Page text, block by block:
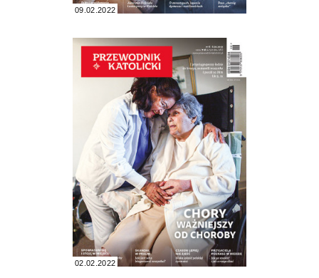
09.02.2022
02.02.2022